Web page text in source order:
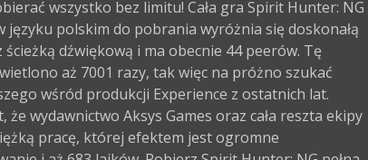
wszystko bez limitu! Cała gra Spirit Hunter: NG
języku polskim do pobrania wyróżnia się doskonałą
ścieżką dźwiękową i ma obecnie 44 peerów. Tę
aż 7001 razy, tak więc na próżno szukać
wśród produkcji Experience z ostatnich lat.
że wydawnictwo Aksys Games oraz cała reszta ekipy
pracę, której efektem jest ogromne